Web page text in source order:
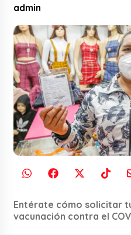
admin
Entérate cómo solicitar
vacunación contra el